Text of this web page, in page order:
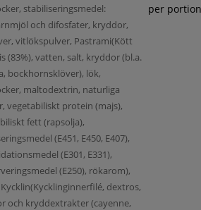
stabiliseringsmedel:
och difosfater, kryddor,
vitlökspulver, Pastrami(Kött
(83%), vatten, salt, kryddor (bl.a.
bockhornsklöver), lök,
maltodextrin, naturliga
vegetabiliskt protein (majs),
fett (rapsolja),
(E451, E450, E407),
(E301, E331),
(E250), rökarom),
dextros,
och kryddextrakter (cayenne,
per